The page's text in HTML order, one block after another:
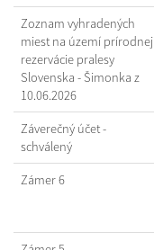
Zoznam vyhradených
miest na území prírodnej
rezervácie pralesy
Slovenska - Šimonka z
10.06.2026
Záverečný účet -
schválený
Zámer 6